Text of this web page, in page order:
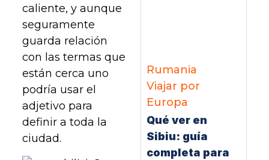
caliente, y aunque
seguramente
guarda relación
con las termas que
están cerca uno
podría usar el
adjetivo para
definir a toda la
ciudad.
Rumania
Viajar por
Europa
Qué ver en
Sibiu: guía
completa para